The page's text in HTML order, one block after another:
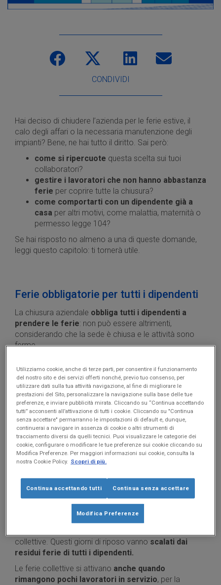
CONDIVIDI
Hai deciso di chiudere l’azienda per le ferie estive, il
calo degli affari o la necessaria manutenzione degli
impianti? Bene, ne hai tutto il diritto. Sai però:
come si ripercuote questa scelta sui tuoi
collaboratori?
gestire i lavoratori che non hanno abbastanza
ferie per coprire tutte la chiusura?
come comportarti con un dipendente già a
casa per altri motivi, come malattia, maternità o
permesso legge 104?
Se hai risposto no almeno a una di queste domande,
leggi questo capitolo: ti tornerà utile.
Ferie obbligatorie per tutti i dipendenti
La chiusura aziendale obbliga tutti i dipendenti a
prendere le ferie: non può essere altrimenti,
considerando che la sede è chiusa e le attività sono
ferme.
possono generare malcontento nei lavoratori. Per
evitare tensioni, ti suggeriamo di:
stabilire i giorni di chiusura cercando di andare
incontro alle esigenze di tutti; per riuscirci, puoi
prima raccogliere le richieste di ferie dei tuoi
dipendenti e poi decidere il da farsi.
essere trasparentee motivare la tua
decisione.
Ferie collettive: definizione, regole e
limite massimo
collettive. Questi giorni di riposo vanno scalati dai
residui ferie di tutti i dipendenti.
Le ferie collettive si attivano anche quando
rimangono pochi lavoratori in servizio, per la
Utilizziamo cookie, anche di terze parti, per consentire il funzionamento
del nostro sito e dei servizi offerti nonché, previo tuo consenso, per
utilizzare dati sulla tua attività navigazione, al fine di migliorare le
prestazioni del Sito, personalizzare la navigazione sulla base delle tue
preferenze, e inviare pubblicità mirata. Cliccando su “Continua accettando
tutti” acconsenti all’attivazione di tutti i cookie. Cliccando su "Continua
senza accettare" permarranno le impostazioni di default e, dunque,
continuerai a navigare in assenza di cookie o altri strumenti di
tracciamento diversi da quelli tecnici. Puoi visualizzare le categorie dei
cookie, configurare o modificare le tue preferenze sui cookie cliccando su
Modifica Preferenze. Per maggiori informazioni sui cookie, consulta la
nostra Cookie Policy. Scopri di più.
Continua accettando tutti Continua senza accettare
Modifica Preferenze